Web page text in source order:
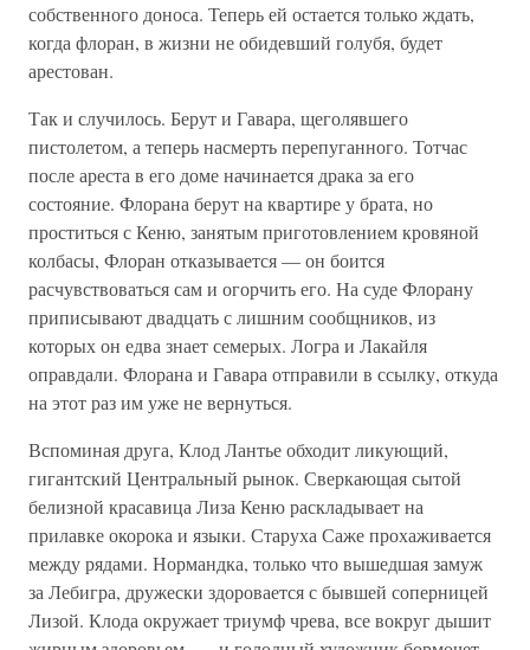
собственного доноса. Теперь ей остается только ждать,
когда флоран, в жизни не обидевший голубя, будет
арестован.
Так и случилось. Берут и Гавара, щеголявшего
пистолетом, а теперь насмерть перепуганного. Тотчас
после ареста в его доме начинается драка за его
состояние. Флорана берут на квартире у брата, но
проститься с Кеню, занятым приготовлением кровяной
колбасы, Флоран отказывается — он боится
расчувствоваться сам и огорчить его. На суде Флорану
приписывают двадцать с лишним сообщников, из
которых он едва знает семерых. Логра и Лакайля
оправдали. Флорана и Гавара отправили в ссылку, откуда
на этот раз им уже не вернуться.
Вспоминая друга, Клод Лантье обходит ликующий,
гигантский Центральный рынок. Сверкающая сытой
белизной красавица Лиза Кеню раскладывает на
прилавке окорока и языки. Старуха Саже прохаживается
между рядами. Нормандка, только что вышедшая замуж
за Лебигра, дружески здоровается с бывшей соперницей
Лизой. Клода окружает триумф чрева, все вокруг дышит